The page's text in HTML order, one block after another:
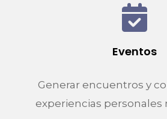
Eventos
Generar encuentros y
experiencias personales